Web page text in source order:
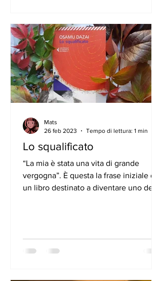
Lo squalificato
“La mia è stata una vita di grande
vergogna”. È questa la frase iniziale di
un libro destinato a diventare uno dei
Mats
26 feb 2023
Tempo di lettura: 1 min